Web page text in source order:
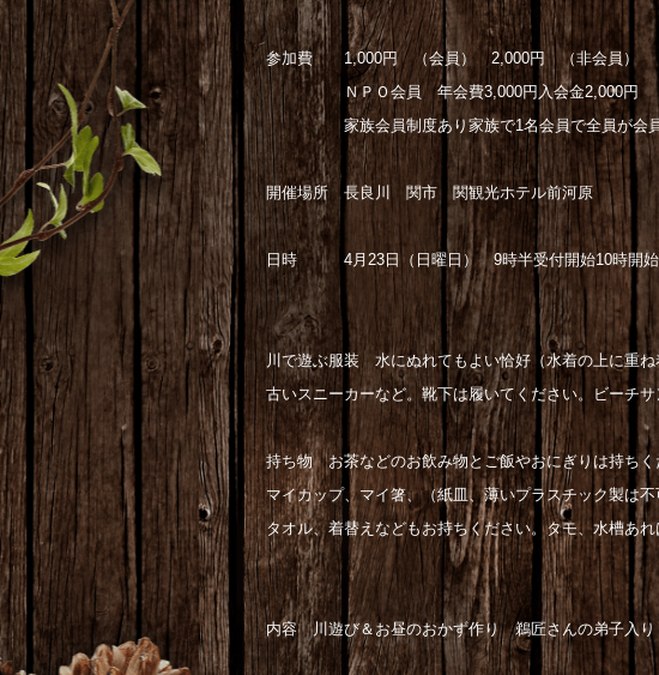
参加費 1,000円 （会員） 2,000円 （非会員）
ＮＰＯ会員 年会費3,000円入会金2,000円
家族会員制度あり家族で1名会員で全員が会員
開催場所 長良川 関市 関観光ホテル前河原
日時 4月23日（日曜日） 9時半受付開始10時開始
川で遊ぶ服装 水にぬれてもよい恰好（水着の上に重
古いスニーカーなど。靴下は履いてください。ビーチ
持ち物 お茶などのお飲み物とご飯やおにぎりは持ち
マイカップ、マイ箸、（紙皿、薄いプラスチック製は不
タオル、着替えなどもお持ちください。タモ、水槽あ
内容 川遊び＆お昼のおかず作り 鵜匠さんの弟子入り